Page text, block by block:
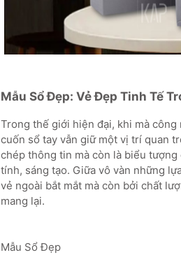
Mẫu Sổ Đẹp: Vẻ Đẹp Tinh Tế
Trong thế giới hiện đại, khi mà
cuốn sổ tay vẫn giữ một vị trí quan
chép thông tin mà còn là biểu
tính, sáng tạo. Giữa vô vàn những
vẻ ngoài bắt mắt mà còn bởi chất
mang lại.
Mẫu Sổ Đẹp